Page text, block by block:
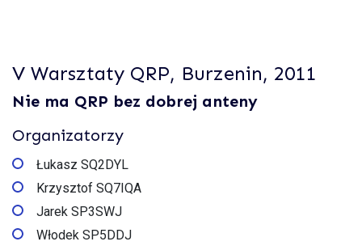
V Warsztaty QRP, Burzenin, 2011
Nie ma QRP bez dobrej anteny
Organizatorzy
Łukasz SQ2DYL
Krzysztof SQ7IQA
Jarek SP3SWJ
Włodek SP5DDJ